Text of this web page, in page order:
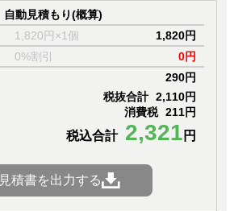
自動見積もり(概算)
1,820円×1個
1,820円
0%割引
0円
290円
税抜合計 2,110円
消費税 211円
税込合計 2,321 円
見積書を出力する